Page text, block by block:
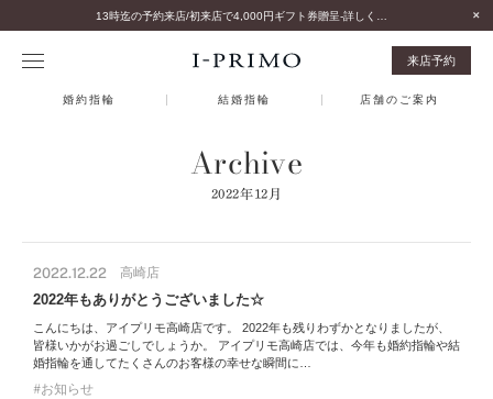
来店予約
婚約指輪 結婚指輪 店舗のご案内
Archive
2022年12月
2022.12.22 高崎店
2022年もありがとうございました☆
こんにちは、アイプリモ高崎店です。 2022年も残りわずかとなりましたが、
皆様いかがお過ごしでしょうか。 アイプリモ高崎店では、今年も婚約指輪や結
婚指輪を通してたくさんのお客様の幸せな瞬間に…
お知らせ